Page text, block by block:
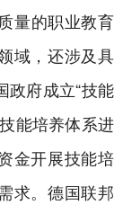
量的职业教育
域，还涉及具
政府成立“技能
能培养体系进
金开展技能培
求。德国联邦